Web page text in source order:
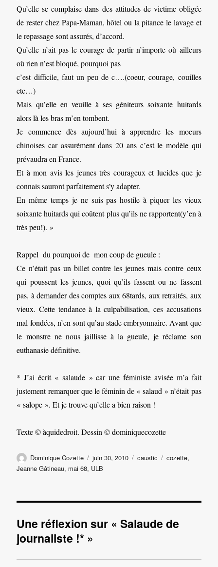
Qu’elle se complaise dans des attitudes de victime obligée
de rester chez Papa-Maman, hôtel ou la pitance le lavage et
le repassage sont assurés, d’accord.
Qu’elle n’ait pas le courage de partir n’importe où ailleurs
où rien n’est bloqué, pourquoi pas
c’est difficile, faut un peu de c….(coeur, courage, couilles
etc…)
Mais qu’elle en veuille à ses géniteurs soixante huitards
alors là les bras m’en tombent.
Je commence dès aujourd’hui à apprendre les moeurs
chinoises car assurément dans 20 ans c’est le modèle qui
prévaudra en France.
Et à mon avis les jeunes très courageux et lucides que je
connais sauront parfaitement s’y adapter.
En même temps je ne suis pas hostile à piquer les vieux
soixante huitards qui coûtent plus qu’ils ne rapportent(y’en à
très peu!). »
Rappel du pourquoi de mon coup de gueule :
Ce n’était pas un billet contre les jeunes mais contre ceux
qui poussent les jeunes, quoi qu’ils fassent ou ne fassent
pas, à demander des comptes aux 68tards, aux retraités, aux
vieux. Cette tendance à la culpabilisation, ces accusations
mal fondées, n’en sont qu’au stade embryonnaire. Avant que
le monstre ne nous jaillisse à la gueule, je réclame son
euthanasie définitive.
* J’ai écrit « salaude » car une féministe avisée m’a fait
justement remarquer que le féminin de « salaud » n’était pas
« salope ». Et je trouve qu’elle a bien raison !
Texte © àquidedroit. Dessin © dominiquecozette
Auteur
Dominique Cozette
Publié
le
juin 30, 2010 Catégories
caustic Étiquettes
cozette,
Jeanne Gâtineau, mai 68, ULB
Une réflexion sur « Salaude de
journaliste !* »